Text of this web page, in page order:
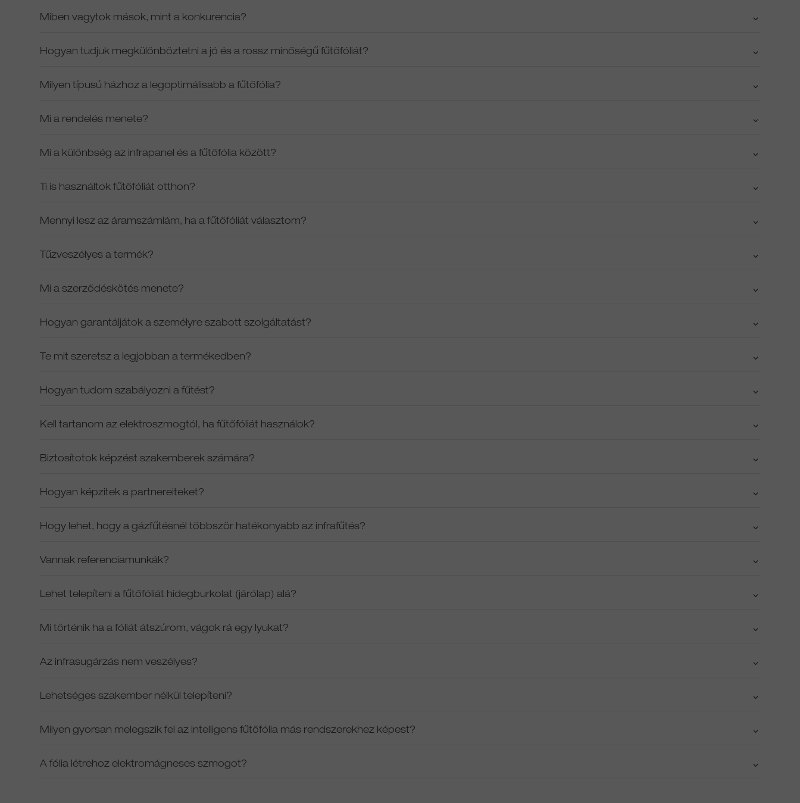
Miben vagytok mások, mint a konkurencia?
Hogyan tudjuk megkülönböztetni a jó és a rossz minőségű fűtőfóliát?
Milyen típusú házhoz a legoptimálisabb a fűtőfólia?
Mi a rendelés menete?
Mi a különbség az infrapanel és a fűtőfólia között?
Ti is használtok fűtőfóliát otthon?
Mennyi lesz az áramszámlám, ha a fűtőfóliát választom?
Tűzveszélyes a termék?
Mi a szerződéskötés menete?
Hogyan garantáljátok a személyre szabott szolgáltatást?
Te mit szeretsz a legjobban a termékedben?
Hogyan tudom szabályozni a fűtést?
Kell tartanom az elektroszmogtól, ha fűtőfóliát használok?
Biztosítotok képzést szakemberek számára?
Hogyan képzitek a partnereiteket?
Hogy lehet, hogy a gázfűtésnél többször hatékonyabb az infrafűtés?
Vannak referenciamunkák?
Lehet telepíteni a fűtőfóliát hidegburkolat (járólap) alá?
Mi történik ha a fóliát átszúrom, vágok rá egy lyukat?
Az infrasugárzás nem veszélyes?
Lehetséges szakember nélkül telepíteni?
Milyen gyorsan melegszik fel az intelligens fűtőfólia más rendszerekhez képest?
A fólia létrehoz elektromágneses szmogot?